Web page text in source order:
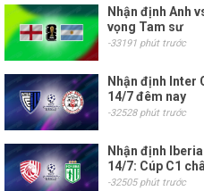
Nhận định Anh
vọng Tam sư
-33191 phút trước
Nhận định Inter
14/7 đêm nay
-32528 phút trước
Nhận định
14/7: Cúp C1
-32505 phút trước